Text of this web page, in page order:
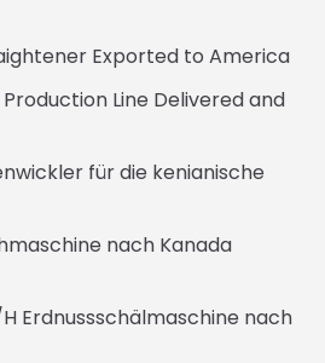
Exported to America
Line Delivered and
für die kenianische
nach Kanada
Erdnussschälmaschine nach